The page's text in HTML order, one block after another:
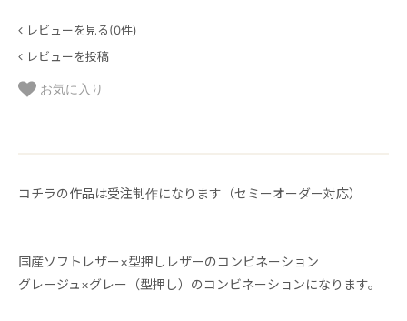
レビューを見る(0件)
レビューを投稿
お気に入り
コチラの作品は受注制作になります（セミーオーダー対応）
国産ソフトレザー×型押しレザーのコンビネーション
グレージュ×グレー（型押し）のコンビネーションになります。